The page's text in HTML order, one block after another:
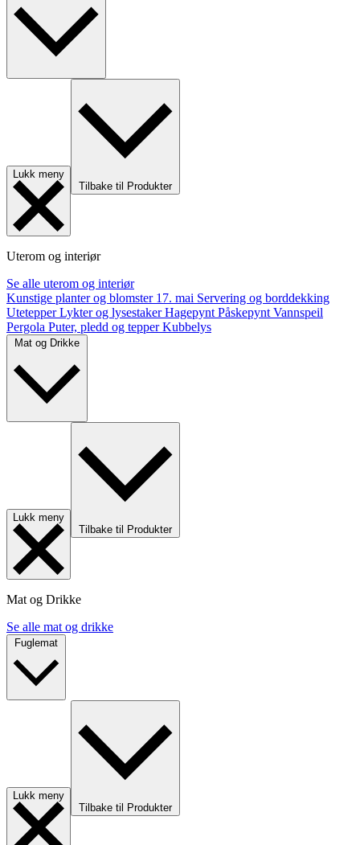
Lukk meny
Tilbake til Produkter
Uterom og interiør
Se alle uterom og interiør
Kunstige planter og blomster 17. mai Servering og borddekking
UtetepperLykter og lysestakerHagepynt Påskepynt Vannspeil
Pergola Puter, pledd og tepperKubbelys
Lukk meny
Tilbake til Produkter
Mat og Drikke
Se alle mat og drikke
Lukk meny
Tilbake til Produkter